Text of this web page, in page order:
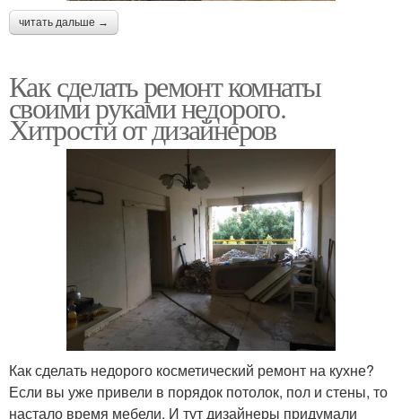
читать дальше →
Как сделать ремонт комнаты
своими руками недорого.
Хитрости от дизайнеров
Как сделать недорого косметический ремонт на кухне?
Если вы уже привели в порядок потолок, пол и стены, то
настало время мебели. И тут дизайнеры придумали